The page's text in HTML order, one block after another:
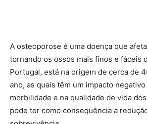
A osteoporose é uma doença que
tornando os ossos mais finos e fáceis
Portugal, está na origem de cerca de
ano, as quais têm um impacto
morbilidade e na qualidade de vida
pode ter como consequência a